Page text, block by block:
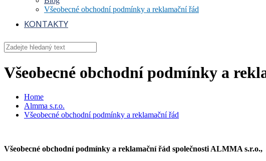
Všeobecné obchodní podmínky a reklamační řád
KONTAKTY
Všeobecné obchodní podmínky a
Home
Almma s.r.o.
Všeobecné obchodní podmínky a reklamační řád
Všeobecné obchodní podmínky a reklamační řád společnosti ALMMA s.r.o.,